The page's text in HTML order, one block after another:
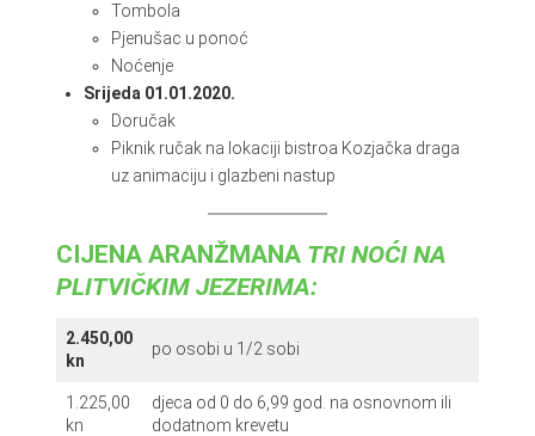
Tombola
Pjenušac u ponoć
Noćenje
Srijeda 01.01.2020.
Doručak
Piknik ručak na lokaciji bistroa Kozjačka draga
uz animaciju i glazbeni nastup
CIJENA ARANŽMANA TRI NOĆI NA
PLITVIČKIM JEZERIMA:
2.450,00
kn
po osobi u 1/2 sobi
1.225,00
kn
djeca od 0 do 6,99 god. na osnovnom ili
dodatnom krevetu